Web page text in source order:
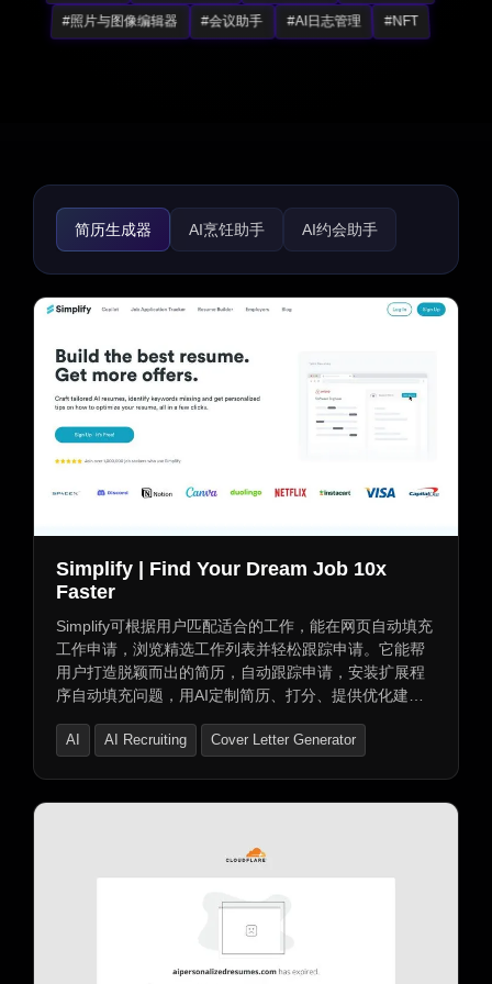
#照片与图像编辑器 #会议助手 #AI日志管理 #NFT
AI烹饪助手 AI约会助手
AI旅行规划师 AI食谱助手 生活助手
趣味工具 路线图生成器
AI面试助手 招聘
简历生成器
求职信生成器
健身 宗教 心理健康 医疗保健
体育
Simplify | Find Your Dream Job 10x
Faster
Simplify可根据用户匹配适合的工作，能在网页自动填充
工作申请，浏览精选工作列表并轻松跟踪申请。它能帮
用户打造脱颖而出的简历，自动跟踪申请，安装扩展程
序自动填充问题，用AI定制简历、打分、提供优化建
兴趣工作随时申请，还可导入自定义申请，创建AI简历
AI AI Recruiting Cover Letter Generator